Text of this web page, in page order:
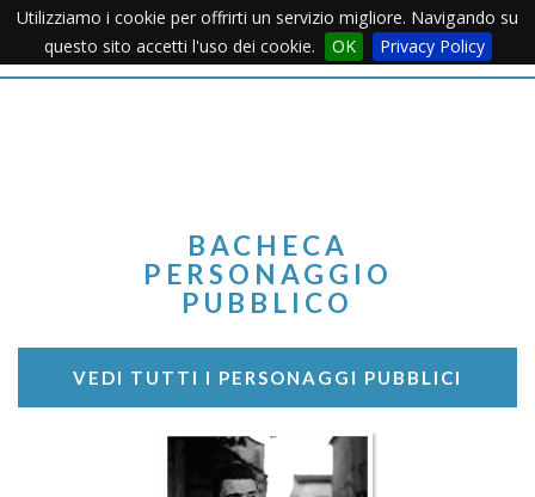
Utilizziamo i cookie per offrirti un servizio migliore. Navigando su
questo sito accetti l'uso dei cookie.
OK Privacy PolicyMenu
BACHECA
PERSONAGGIO
PUBBLICO
VEDI TUTTI I PERSONAGGI PUBBLICI